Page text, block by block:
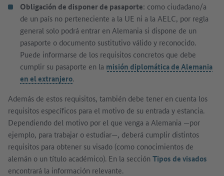
Obligación de disponer de pasaporte: como ciudadano/a
de un país no perteneciente a la UE ni a la AELC, por regla
general solo podrá entrar en Alemania si dispone de un
pasaporte o documento sustitutivo válido y reconocido.
Puede informarse de los requisitos concretos que debe
cumplir su pasaporte en la misión diplomática de Alemania
en el extranjero.
Además de estos requisitos, también debe tener en cuenta los
requisitos específicos para el motivo de su entrada y estancia.
Dependiendo del motivo por el que venga a Alemania —por
ejemplo, para trabajar o estudiar—, deberá cumplir distintos
requisitos para obtener su visado (como conocimientos de
alemán o un título académico). En la sección Tipos de visados
encontrará la información relevante.